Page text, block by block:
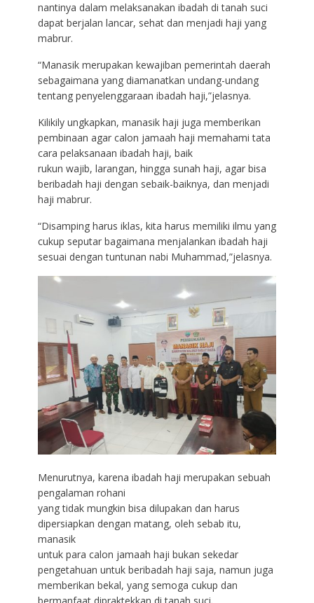
nantinya dalam melaksanakan ibadah di tanah suci
dapat berjalan lancar, sehat dan menjadi haji yang
mabrur.
“Manasik merupakan kewajiban pemerintah daerah
sebagaimana yang diamanatkan undang-undang
tentang penyelenggaraan ibadah haji,”jelasnya.
Kilikily ungkapkan, manasik haji juga memberikan
pembinaan agar calon jamaah haji memahami tata
cara pelaksanaan ibadah haji, baik
rukun wajib, larangan, hingga sunah haji, agar bisa
beribadah haji dengan sebaik-baiknya, dan menjadi
haji mabrur.
“Disamping harus iklas, kita harus memiliki ilmu yang
cukup seputar bagaimana menjalankan ibadah haji
sesuai dengan tuntunan nabi Muhammad,”jelasnya.
Menurutnya, karena ibadah haji merupakan sebuah
pengalaman rohani
yang tidak mungkin bisa dilupakan dan harus
dipersiapkan dengan matang, oleh sebab itu,
manasik
untuk para calon jamaah haji bukan sekedar
pengetahuan untuk beribadah haji saja, namun juga
memberikan bekal, yang semoga cukup dan